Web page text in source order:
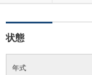
状態
年式